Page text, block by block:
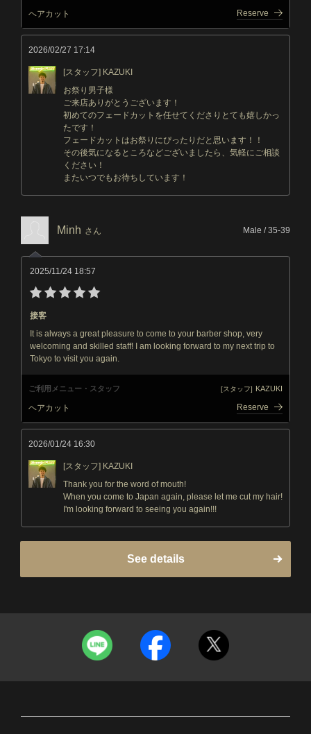
ヘアカット Reserve
2026/02/27 17:14
[スタッフ] KAZUKI
お祭り男子様
ご来店ありがとうございます！
初めてのフェードカットを任せてくださりとても嬉しかっ
たです！
フェードカットはお祭りにぴったりだと思います！！
その後気になるところなどございましたら、気軽にご相談
ください！
またいつでもお待ちしています！
Minh さん Male / 35-39
2025/11/24 18:57
接客
It is always a great pleasure to come to your barber shop, very
welcoming and skilled staff! I am looking forward to my next trip to
Tokyo to visit you again.
ご利用メニュー・スタッフ [スタッフ] KAZUKI
ヘアカット Reserve
2026/01/24 16:30
[スタッフ] KAZUKI
Thank you for the word of mouth!
When you come to Japan again, please let me cut my hair!
I'm looking forward to seeing you again!!!
See details